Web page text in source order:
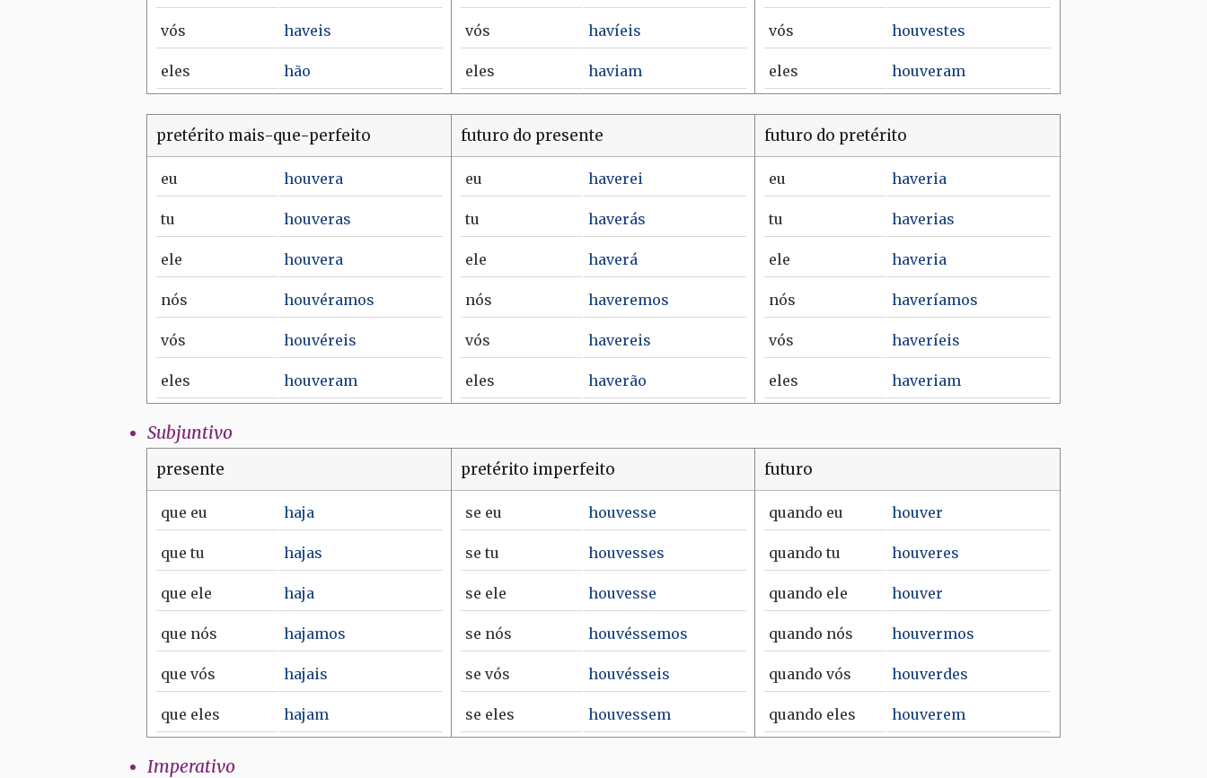
vós haveis
eles hão
vós havíeis
eles haviam
vós houvestes
eles houveram
pretérito mais-que-perfeito
eu houvera
tu houveras
ele houvera
nós houvéramos
vós houvéreis
eles houveram
futuro do presente
eu haverei
tu haverás
ele haverá
nós haveremos
vós havereis
eles haverão
futuro do pretérito
eu haveria
tu haverias
ele haveria
nós haveríamos
vós haveríeis
eles haveriam
Subjuntivo
presente
que eu haja
que tu hajas
que ele haja
que nós hajamos
que vós hajais
que eles hajam
pretérito imperfeito
se eu houvesse
se tu houvesses
se ele houvesse
se nós houvéssemos
se vós houvésseis
se eles houvessem
futuro
quando eu houver
quando tu houveres
quando ele houver
quando nós houvermos
quando vós houverdes
quando eles houverem
Imperativo